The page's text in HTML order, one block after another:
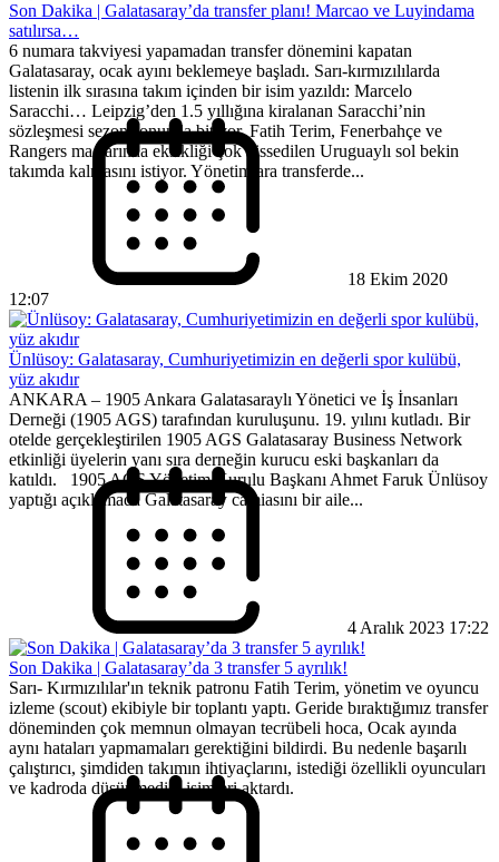
Son Dakika | Galatasaray’da transfer planı! Marcao ve Luyindama
satılırsa…
6 numara takviyesi yapamadan transfer dönemini kapatan
Galatasaray, ocak ayını beklemeye başladı. Sarı-kırmızılılarda
listenin ilk sırasına takım içinden bir isim yazıldı: Marcelo
Saracchi… Leipzig’den 1.5 yıllığına kiralanan Saracchi’nin
sözleşmesi sezon sonunda bitiyor. Fatih Terim, Fenerbahçe ve
Rangers maçlarında eksikliği çok hissedilen Uruguaylı sol bekin
takımda kalmasını istiyor. Yönetim ara transferde...
18 Ekim 2020
12:07
Ünlüsoy: Galatasaray, Cumhuriyetimizin en değerli spor kulübü,
yüz akıdır
ANKARA – 1905 Ankara Galatasaraylı Yönetici ve İş İnsanları
Derneği (1905 AGS) tarafından kuruluşunu. 19. yılını kutladı. Bir
otelde gerçekleştirilen 1905 AGS Galatasaray Business Network
etkinliği üyelerin yanı sıra derneğin kurucu eski başkanları da
katıldı. 1905 AGS Yönetim Kurulu Başkanı Ahmet Faruk Ünlüsoy
yaptığı açıklamada Galatasaray camiasını bir aile...
4 Aralık 2023 17:22
Son Dakika | Galatasaray’da 3 transfer 5 ayrılık!
Sarı- Kırmızılılar'ın teknik patronu Fatih Terim, yönetim ve oyuncu
izleme (scout) ekibiyle bir toplantı yaptı. Geride bıraktığımız transfer
döneminden çok memnun olmayan tecrübeli hoca, Ocak ayında
aynı hataları yapmamaları gerektiğini bildirdi. Bu nedenle başarılı
çalıştırıcı, şimdiden takımın ihtiyaçlarını, istediği özellikli oyuncuları
ve kadroda düşünmediği isimleri aktardı.